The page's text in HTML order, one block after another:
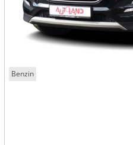
Benzin